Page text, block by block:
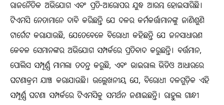
ରାଜନୈତିକ ଅଭିଯୋଗ ଏବଂ ପ୍ରତି-ଆରୋପର ଯୁଦ୍ଧ ଆରମ୍ଭ ହୋଇସାରିଛି।
ଟିଏମସି ନେତାମାନେ ଦାବି କରିଛନ୍ତି ଯେ ଦଳର କର୍ମକର୍ତ୍ତାମାନଙ୍କୁ ଜାଣିଶୁଣି
ଟାର୍ଗେଟ କରାଯାଉଛି, ଯେତେବେଳେ ବିରୋଧୀ କହିଛନ୍ତି ଯେ ଜନସାଧାରଣ
କେବଳ ସେମାନଙ୍କର ଅଭିଯୋଗ ସମ୍ପର୍କରେ ପ୍ରତିବାଦ କରୁଛନ୍ତି। ବର୍ତ୍ତମାନ,
ପୋଲିସ ସମ୍ପୂର୍ଣ୍ଣ ମାମଲା ତଦନ୍ତ କରୁଛି, ଏବଂ ଭାଇରାଲ ଭିଡିଓ ଆଧାରରେ
ଘଟଣାକ୍ରମ ଯାଞ୍ଚ କରାଯାଉଛି। ଉଲ୍ଲେଖନୀୟ ଯେ, ବିରୋଧୀ ଦଳଗୁଡ଼ିକ ଏହି
ସମ୍ପୂର୍ଣ୍ଣ ଘଟଣା ସମ୍ପର୍କରେ ଟିଏମସିକୁ ସମର୍ଥନ ଜଣାଇଛନ୍ତି। ରାହୁଲ ଗାନ୍ଧୀ